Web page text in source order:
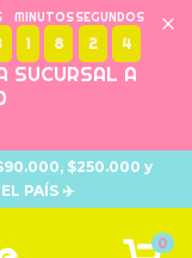
MINUTOS
1 8
SEGUNDOS
2 2
SUCURSAL A
$250.000 y
PAÍS ✈️
0